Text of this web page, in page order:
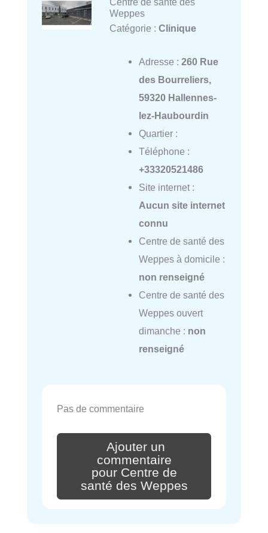
Weppes
Catégorie : Clinique
Adresse : 260 Rue
des Bourreliers,
59320 Hallennes-
lez-Haubourdin
Quartier :
Téléphone :
+33320521486
Site internet :
Aucun site internet
connu
Centre de santé des
Weppes à domicile :
non renseigné
Centre de santé des
Weppes ouvert
dimanche : non
renseigné
Pas de commentaire
Ajouter un
commentaire
pour Centre de
santé des Weppes